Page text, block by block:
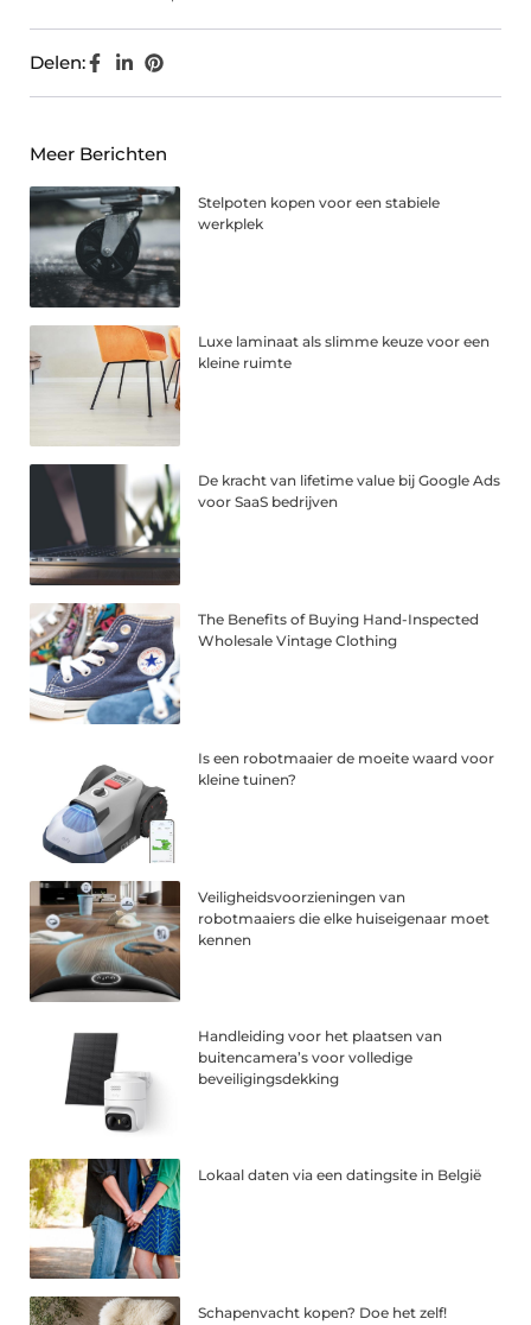
Delen:
Meer Berichten
Stelpoten kopen voor een stabiele
werkplek
Luxe laminaat als slimme keuze voor een
kleine ruimte
De kracht van lifetime value bij Google Ads
voor SaaS bedrijven
The Benefits of Buying Hand-Inspected
Wholesale Vintage Clothing
Is een robotmaaier de moeite waard voor
kleine tuinen?
Veiligheidsvoorzieningen van
robotmaaiers die elke huiseigenaar moet
kennen
Handleiding voor het plaatsen van
buitencamera’s voor volledige
beveiligingsdekking
Lokaal daten via een datingsite in België
Schapenvacht kopen? Doe het zelf!